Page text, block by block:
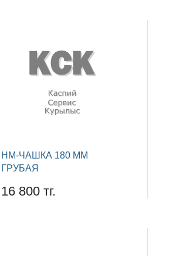
НМ-ЧАШКА 180 ММ
ГРУБАЯ
16 800 тг.